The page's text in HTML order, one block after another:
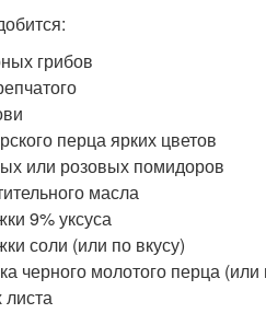
грибов
перца ярких цветов
или розовых помидоров
масла
9% уксуса
соли (или по вкусу)
черного молотого перца (или